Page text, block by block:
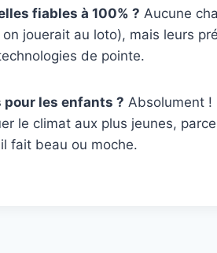
fiables à 100% ? Aucune
jouerait au loto), mais leurs
de pointe.
les enfants ? Absolument !
le climat aux plus jeunes,
fait beau ou moche.